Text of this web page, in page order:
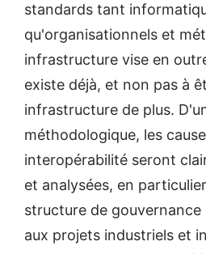
standards tant
qu'organisationnels et
infrastructure vise en
existe déjà, et non pas à
infrastructure de plus.
méthodologique, les
interopérabilité seront
et analysées, en
structure de
aux projets industriels et